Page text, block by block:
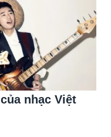
nhạc Việt